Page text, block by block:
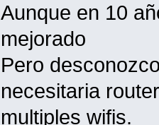
Aunque en 10
mejorado
Pero
necesitaria
multiples wifis.